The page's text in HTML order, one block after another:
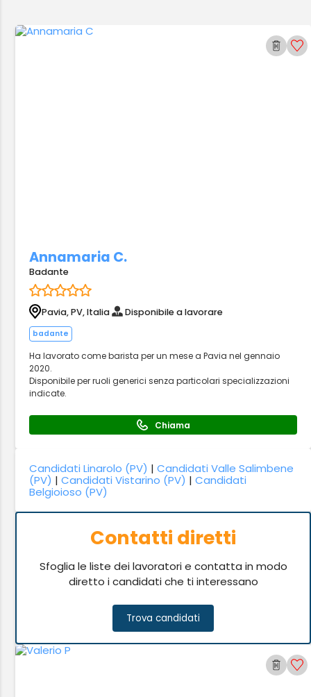
Annamaria C.
Badante
Pavia, PV, Italia Disponibile a lavorare
badante
Ha lavorato come barista per un mese a Pavia nel gennaio
2020.
Disponibile per ruoli generici senza particolari specializzazioni
indicate.
Chiama
Candidati Linarolo (PV) |Candidati Valle Salimbene
(PV) |Candidati Vistarino (PV) |Candidati
Belgioioso (PV)
Contatti diretti
Sfoglia le liste dei lavoratori e contatta in modo
diretto i candidati che ti interessano
Trova candidati